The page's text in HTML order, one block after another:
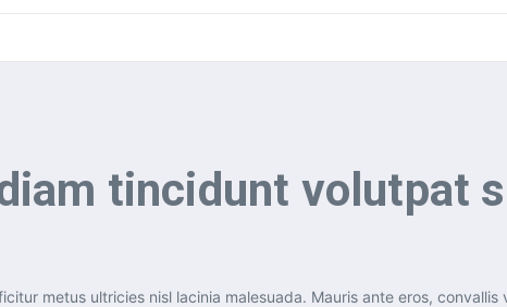
tincidunt volutpat
metus ultricies nisl lacinia malesuada. Mauris ante eros,